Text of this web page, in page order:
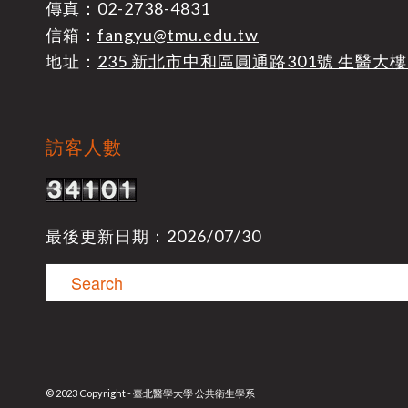
傳真：02-2738-4831
信箱： fangyu@tmu.edu.tw
地址： 235 新北市中和區圓通路301號 生醫大
訪客人數
最後更新日期：2026/07/30
© 2023 Copyright - 臺北醫學大學 公共衛生學系